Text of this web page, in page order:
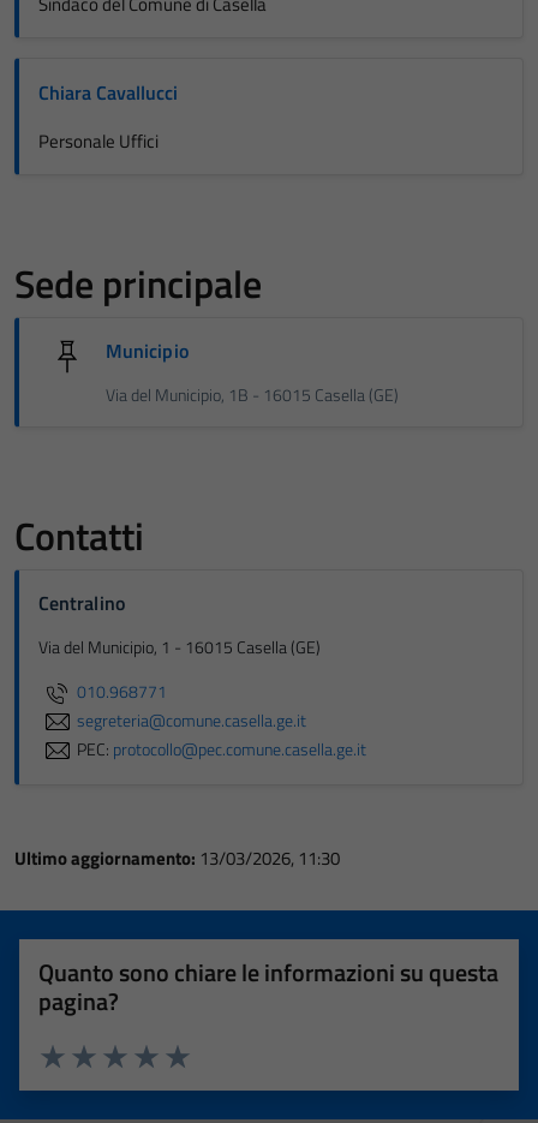
Chiara Cavallucci
Personale Uffici
Sede principale
Municipio
Via del Municipio, 1B - 16015 Casella (GE)
Contatti
Centralino
Via del Municipio, 1 - 16015 Casella (GE)
010.968771
segreteria@comune.casella.ge.it
PEC: protocollo@pec.comune.casella.ge.it
Ultimo aggiornamento: 13/03/2026, 11:30
Quanto sono chiare le informazioni su questa
pagina?
Valuta 5 stelle su 5
Valuta 4 stelle su 5
Valuta 3 stelle su 5
Valuta 2 stelle su 5
Valuta 1 stelle su 5